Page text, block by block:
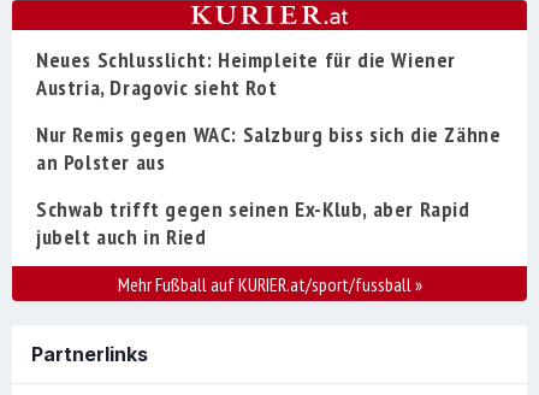
Neues Schlusslicht: Heimpleite für die Wiener
Austria, Dragovic sieht Rot
Nur Remis gegen WAC: Salzburg biss sich die Zähne
an Polster aus
Schwab trifft gegen seinen Ex-Klub, aber Rapid
jubelt auch in Ried
Mehr Fußball auf KURIER.at/sport/fussball»
Partnerlinks